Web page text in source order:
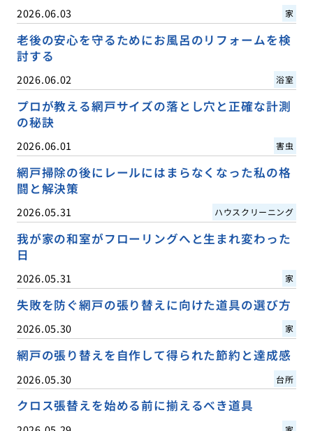
2026.06.03 家
老後の安心を守るためにお風呂のリフォームを検
討する
2026.06.02 浴室
プロが教える網戸サイズの落とし穴と正確な計測
の秘訣
2026.06.01 害虫
網戸掃除の後にレールにはまらなくなった私の格
闘と解決策
2026.05.31 ハウスクリーニング
我が家の和室がフローリングへと生まれ変わった
日
2026.05.31 家
失敗を防ぐ網戸の張り替えに向けた道具の選び方
2026.05.30 家
網戸の張り替えを自作して得られた節約と達成感
2026.05.30 台所
クロス張替えを始める前に揃えるべき道具